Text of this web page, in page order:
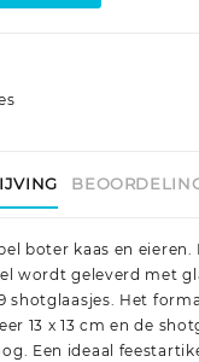
boter kaas en eieren.
wordt geleverd met
shotglaasjes. Het
13 x 13 cm en de
Een ideaal